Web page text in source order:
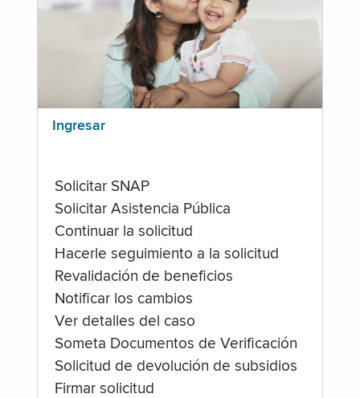
Ingresar
Solicitar SNAP
Solicitar Asistencia Pública
Continuar la solicitud
Hacerle seguimiento a la solicitud
Revalidación de beneficios
Notificar los cambios
Ver detalles del caso
Someta Documentos de Verificación
Solicitud de devolución de subsidios
Firmar solicitud